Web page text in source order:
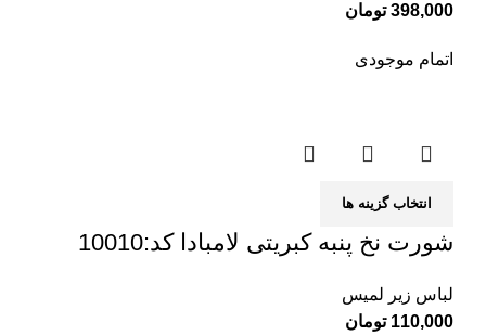
398,000 تومان
اتمام موجودی
انتخاب گزینه ها
شورت نخ پنبه کبریتی لامبادا کد:10010
لباس زیر لمیس
110,000 تومان